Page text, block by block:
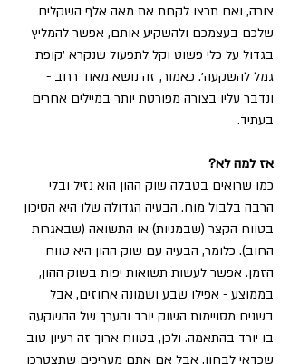
צורה, ואם תרצו לקחת את מאה אלף השקלים
שלכם בעצמכם ולהשקיע אותם, אפשר להמליץ
בגדול על כלי פשוט וקל לתפעול שנקרא ׳קופת
גמל להשקעה׳. כאמור, זה נושא מאוד רחב -
ונדבר עליו בצורה מפורטת יותר במיילים אחרים
בעתיד.
אז למה לא?
כמו שרואים בטבלה שוק ההון הוא נזיל ובלי
הרבה בלבול מוח. הבעיה הגדולה שלו היא הסיכון
בטווח הקצר (שבמניות) או התשואה (שבאגרות
החוב). כלומר, הבעיה עם שוק ההון היא טווח
הזמן. אפשר לעשות תשואות יפות בשוק ההון,
בממוצע - אפילו שבע ושמונה אחוזים, אבל
בשנים מסויימות השוק יורד והערך של ההשקעה
בו יורד בהתאמה. ולכן, בטווח ארוך זה רעיון טוב
שכדאי לבחון, אבל אם אתם מעריכים שתצטרכו